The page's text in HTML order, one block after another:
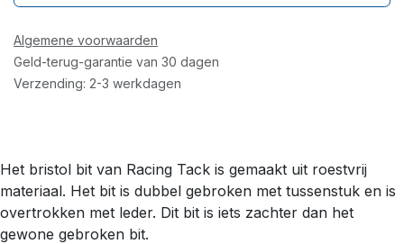
Algemene voorwaarden
Geld-terug-garantie van 30 dagen
Verzending: 2-3 werkdagen
Het bristol bit van Racing Tack is gemaakt uit roestvrij
materiaal. Het bit is dubbel gebroken met tussenstuk en is
overtrokken met leder. Dit bit is iets zachter dan het
gewone gebroken bit.